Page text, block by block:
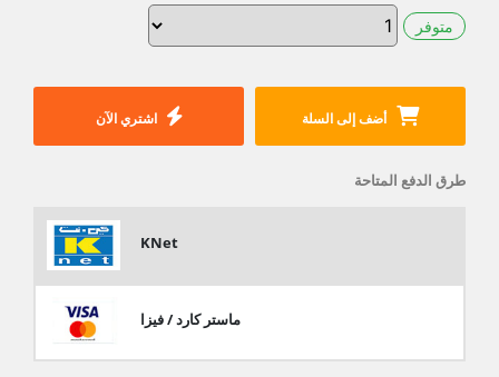
متوفر
أضف إلى السلة اشتري الآن
طرق الدفع المتاحة
KNet
ماستر كارد / فيزا